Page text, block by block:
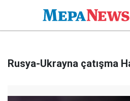
Rusya-Ukrayna çatışma